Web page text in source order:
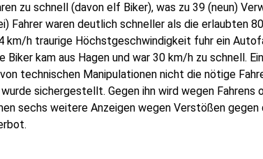
zu schnell (davon elf Biker), was zu 39 (neun)
Fahrer waren deutlich schneller als die erlaubten
km/h traurige Höchstgeschwindigkeit fuhr ein
Biker kam aus Hagen und war 30 km/h zu schnell.
technischen Manipulationen nicht die nötige
wurde sichergestellt. Gegen ihn wird wegen Fahrens
sechs weitere Anzeigen wegen Verstößen